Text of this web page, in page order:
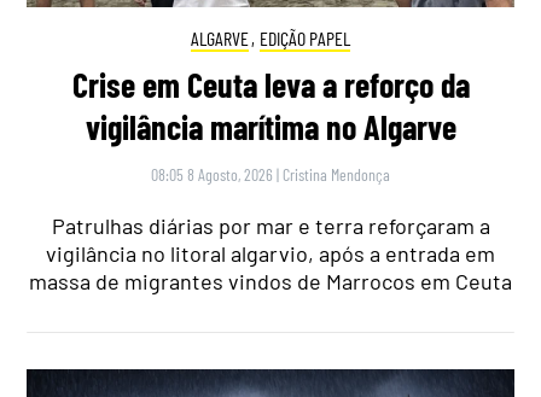
ALGARVE, EDIÇÃO PAPEL
Crise em Ceuta leva a reforço da
vigilância marítima no Algarve
08:05 8 Agosto, 2026 | Cristina Mendonça
Patrulhas diárias por mar e terra reforçaram a
vigilância no litoral algarvio, após a entrada em
massa de migrantes vindos de Marrocos em Ceuta